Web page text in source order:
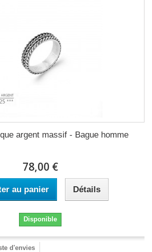
argent massif - Bague homme
78,00 €
au panier Détails
Disponible
d'envies